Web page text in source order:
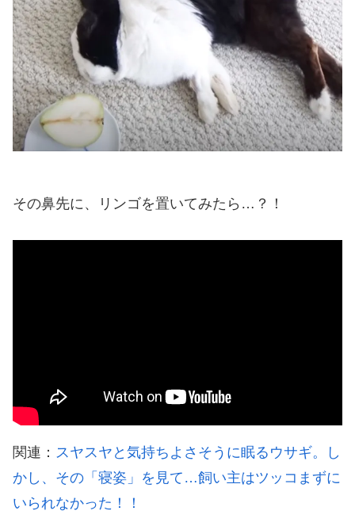
その鼻先に、リンゴを置いてみたら…？！
関連： スヤスヤと気持ちよさそうに眠るウサギ。し
かし、その「寝姿」を見て…飼い主はツッコまずに
いられなかった！！